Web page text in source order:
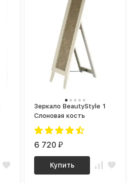
Зеркало BeautyStyle 1
Слоновая кость
6 720₽
Купить